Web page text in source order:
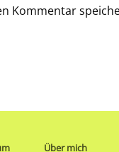
Kommentar
Über mich